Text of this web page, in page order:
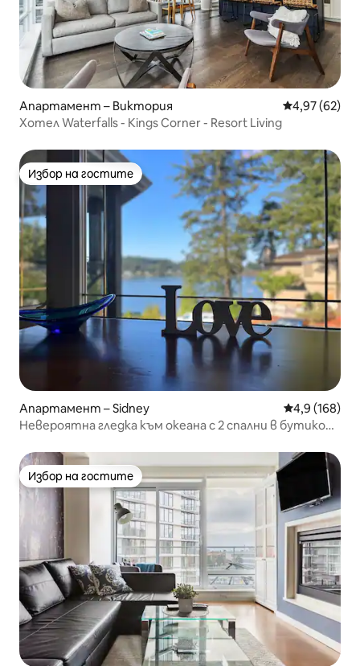
Апартамент – Виктория Средна
4,97 (62)
Хотел Waterfalls - Kings Corner - Resort Living
Избор на гостите
Избор на гостите
Апартамент – Sidney Средна
4,9 (168)
Невероятна гледка към океана с 2 спални в бутиков
Избор на гостите
Избор на гостите